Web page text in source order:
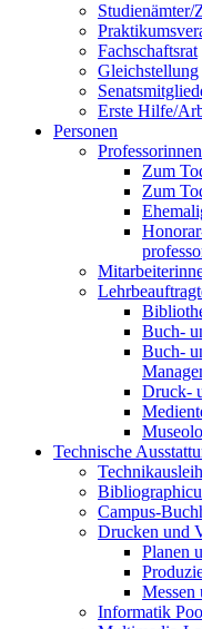
Studienämter/
Fachschaftsrat
Gleichstellung
Erste Hilfe/
Personen
Zum
Zum
Buch-
Buch-
Druck-
Technische
Campus-
Drucken und
Planen
Messen
Informatik